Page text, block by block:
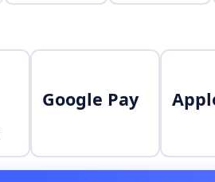
Google Pay